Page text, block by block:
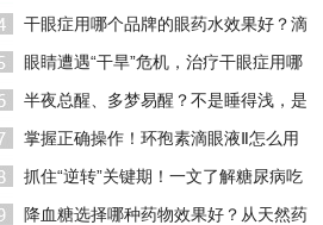
解干眼难题
干眼症用哪个品牌的眼药水效果好？滴
眼液千万别乱用！
眼睛遭遇“干旱”危机，治疗干眼症用哪
种眼药水效果好？
半夜总醒、多梦易醒？不是睡得浅，是
脏腑失衡
掌握正确操作！环孢素滴眼液Ⅱ怎么用
效果好
抓住“逆转”关键期！一文了解糖尿病吃
什么药能逆转？
降血糖选择哪种药物效果好？从天然药